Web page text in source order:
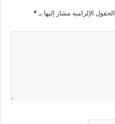
الحقول الإلزامية مشار إليها بـ*